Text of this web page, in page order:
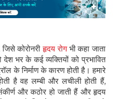
जिसे कोरोनरीहृदय रोगभी कहा जाता
देश भर के कई व्यक्तियों को प्रभावित
के निर्माण के कारण होती है। हमारे
है वह लम्बी और लचीली होती हैं,
और कठोर हो जाती हैं और हृदय